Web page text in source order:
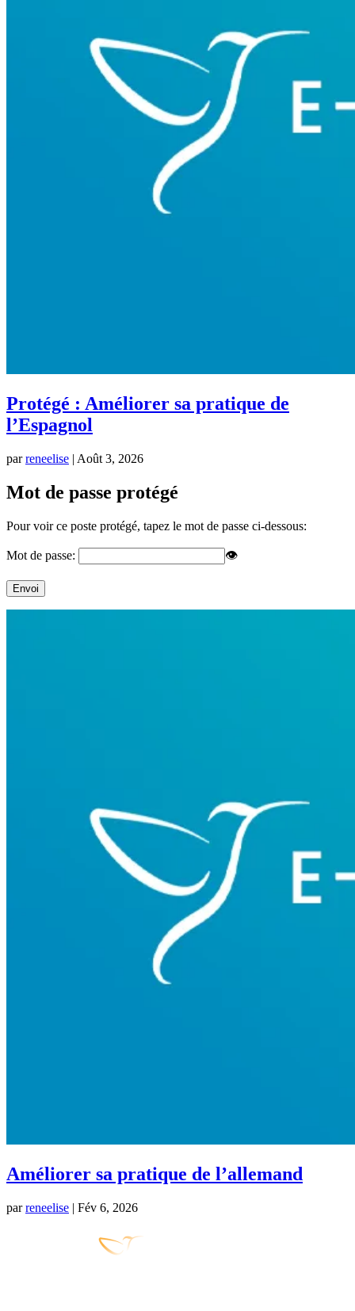
Protégé : Améliorer sa pratique de
l’Espagnol
parreneelise | Août 3, 2026
Mot de passe protégé
Pour voir ce poste protégé, tapez le mot de passe ci-dessous:
Mot de passe: 👁
Envoi
Améliorer sa pratique de l’allemand
parreneelise | Fév 6, 2026